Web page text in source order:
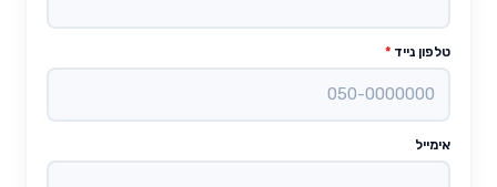
טלפון נייד *
אימייל